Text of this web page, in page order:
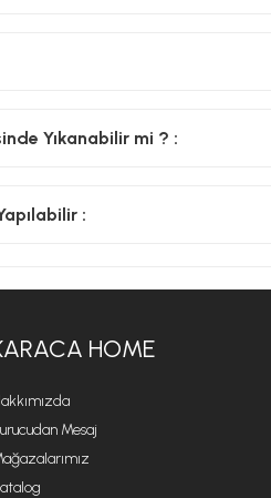
Yıkanabilir mi ? :
:
HOME
Mesaj